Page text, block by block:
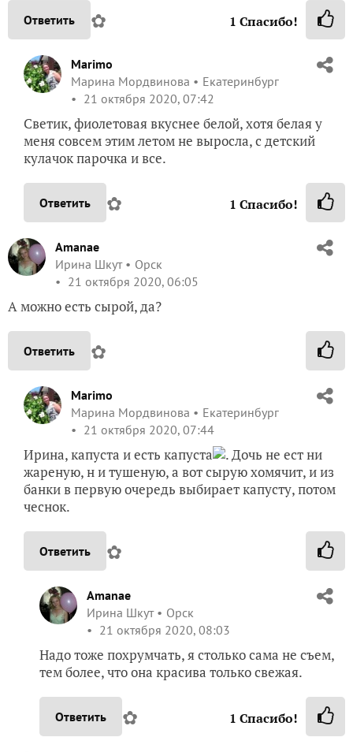
Ответить ✿ 1 Спасибо!
Marimo
Марина Мордвинова
Екатеринбург
21 октября 2020, 07:42
Светик, фиолетовая вкуснее белой, хотя белая у
меня совсем этим летом не выросла, с детский
кулачок парочка и все.
Ответить ✿ 1 Спасибо!
Amanae
Ирина Шкут
Орск
21 октября 2020, 06:05
А можно есть сырой, да?
Ответить ✿
Marimo
Марина Мордвинова
Екатеринбург
21 октября 2020, 07:44
Ирина, капуста и есть капуста
. Дочь не ест ни
жареную, н и тушеную, а вот сырую хомячит, и из
банки в первую очередь выбирает капусту, потом
чеснок.
Ответить ✿
Amanae
Ирина Шкут
Орск
21 октября 2020, 08:03
Надо тоже похрумчать, я столько сама не съем,
тем более, что она красива только свежая.
Ответить ✿ 1 Спасибо!